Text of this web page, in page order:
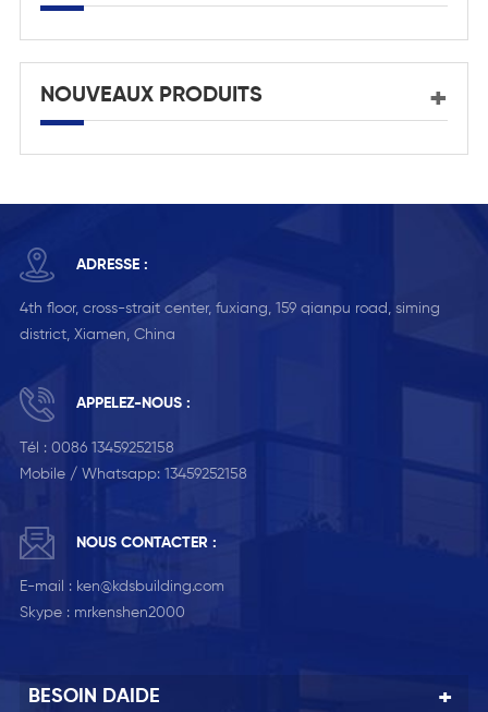
NOUVEAUX PRODUITS
ADRESSE :
4th floor, cross-strait center, fuxiang, 159 qianpu road, siming
district, Xiamen, China
APPELEZ-NOUS :
Tél : 0086 13459252158
Mobile / Whatsapp: 13459252158
NOUS CONTACTER :
E-mail : ken@kdsbuilding.com
Skype : mrkenshen2000
BESOIN DAIDE